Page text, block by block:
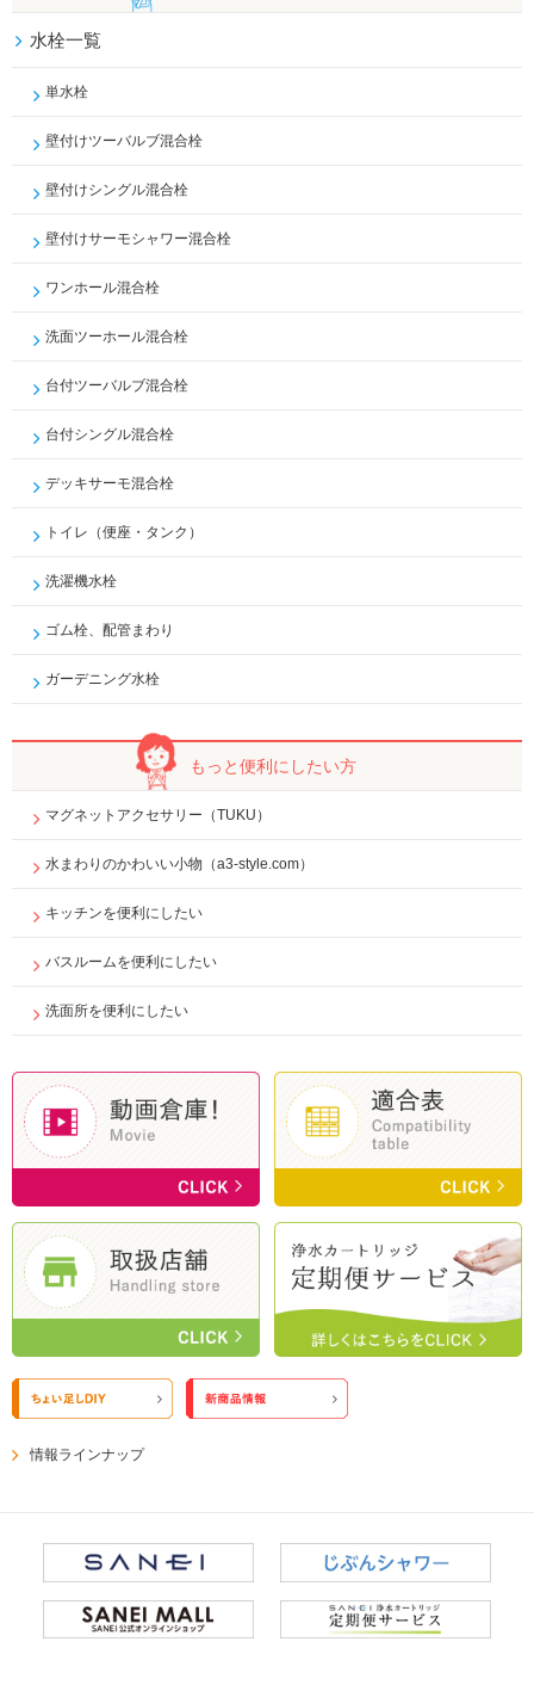
水栓一覧
単水栓
壁付けツーバルブ混合栓
壁付けシングル混合栓
壁付けサーモシャワー混合栓
ワンホール混合栓
洗面ツーホール混合栓
台付ツーバルブ混合栓
台付シングル混合栓
デッキサーモ混合栓
トイレ（便座・タンク）
洗濯機水栓
ゴム栓、配管まわり
ガーデニング水栓
もっと便利に したい方
マグネットアクセサリー（TUKU）
水まわりのかわいい小物（a3-style.com）
キッチンを便利にしたい
バスルームを便利にしたい
洗面所を便利にしたい
情報ラインナップ